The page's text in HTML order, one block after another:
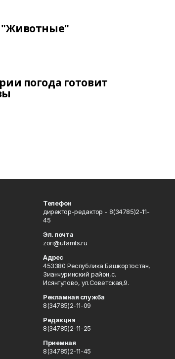
"Животные"
погода готовит
Телефон
директор-редактор - 8(34785)2-11-
45
Эл. почта
zori@ufamts.ru
Адрес
453380 Республика Башкортостан,
Зианчуринский район,с.
Исянгулово, ул.Советская,9.
Рекламная служба
8(34785)2-11-09
Редакция
8(34785)2-11-25
Приемная
8(34785)2-11-45